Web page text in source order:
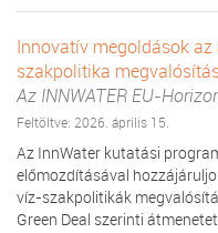
Innovatív megoldások
szakpolitika
Az INNWATER EU-
Feltöltve: 2026. április 15.
Az InnWater kutatási
előmozdításával
víz-szakpolitikák
Green Deal szerinti